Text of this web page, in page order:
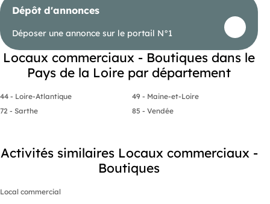
Dépôt d'annonces
Déposer une annonce sur le portail N°1
Locaux commerciaux - Boutiques dans le
Pays de la Loire par département
44 - Loire-Atlantique
49 - Maine-et-Loire
72 - Sarthe
85 - Vendée
Activités similaires Locaux commerciaux -
Boutiques
Local commercial